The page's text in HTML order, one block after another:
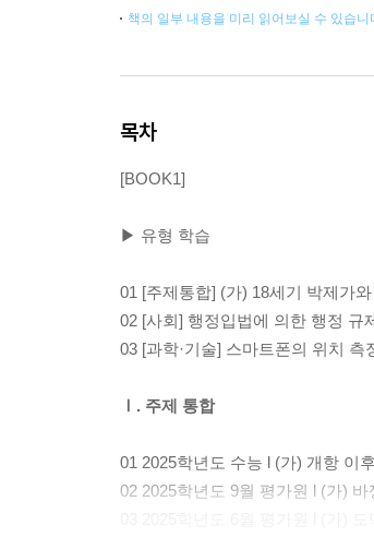
책의 일부 내용을 미리 읽어보실 수 있습니
목차
[BOOK1]
▶ 유형 학습
01 [주제통합] (가) 18세기 박제가
02 [사회] 행정입법에 의한 행정 규
03 [과학·기술] 스마트폰의 위치 측
Ⅰ. 주제 통합
01 2025학년도 수능 l (가) 개항 이
02 2025학년도 9월 평가원 l (가)